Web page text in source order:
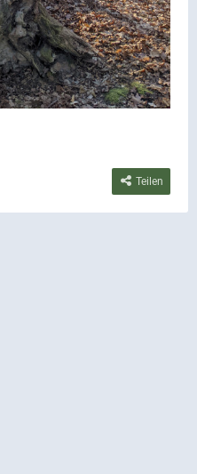
Teilen